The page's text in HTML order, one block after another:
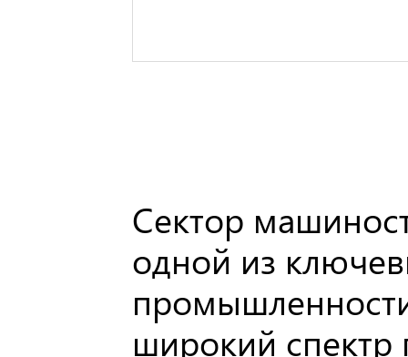
Сектор
одной из
широкий спектр